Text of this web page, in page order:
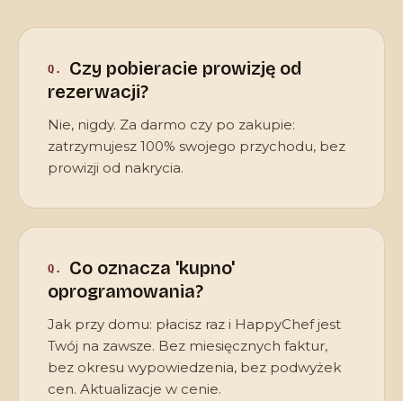
Czy pobieracie prowizję od
rezerwacji?
Nie, nigdy. Za darmo czy po zakupie:
zatrzymujesz 100% swojego przychodu, bez
prowizji od nakrycia.
Co oznacza 'kupno'
oprogramowania?
Jak przy domu: płacisz raz i HappyChef jest
Twój na zawsze. Bez miesięcznych faktur,
bez okresu wypowiedzenia, bez podwyżek
cen. Aktualizacje w cenie.